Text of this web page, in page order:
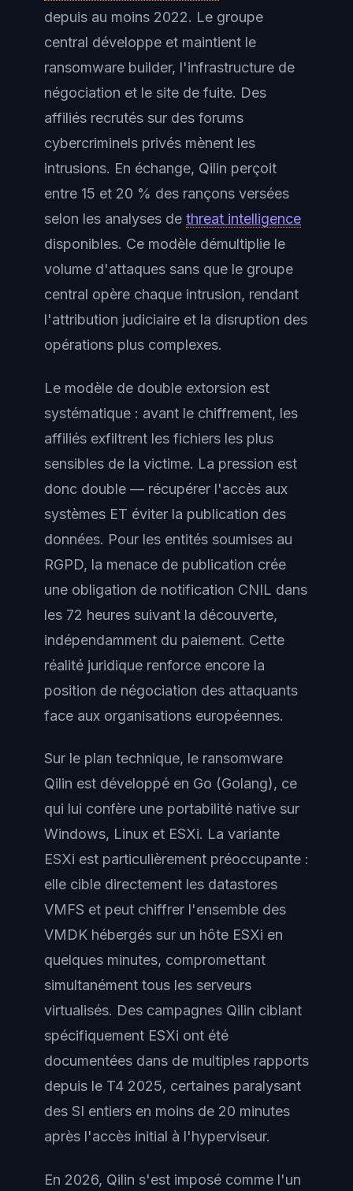
depuis au moins 2022. Le groupe
central développe et maintient le
ransomware builder, l'infrastructure de
négociation et le site de fuite. Des
affiliés recrutés sur des forums
cybercriminels privés mènent les
intrusions. En échange, Qilin perçoit
entre 15 et 20 % des rançons versées
selon les analyses de threat intelligence
disponibles. Ce modèle démultiplie le
volume d'attaques sans que le groupe
central opère chaque intrusion, rendant
l'attribution judiciaire et la disruption des
opérations plus complexes.
Le modèle de double extorsion est
systématique : avant le chiffrement, les
affiliés exfiltrent les fichiers les plus
sensibles de la victime. La pression est
donc double — récupérer l'accès aux
systèmes ET éviter la publication des
données. Pour les entités soumises au
RGPD, la menace de publication crée
une obligation de notification CNIL dans
les 72 heures suivant la découverte,
indépendamment du paiement. Cette
réalité juridique renforce encore la
position de négociation des attaquants
face aux organisations européennes.
Sur le plan technique, le ransomware
Qilin est développé en Go (Golang), ce
qui lui confère une portabilité native sur
Windows, Linux et ESXi. La variante
ESXi est particulièrement préoccupante :
elle cible directement les datastores
VMFS et peut chiffrer l'ensemble des
VMDK hébergés sur un hôte ESXi en
quelques minutes, compromettant
simultanément tous les serveurs
virtualisés. Des campagnes Qilin ciblant
spécifiquement ESXi ont été
documentées dans de multiples rapports
depuis le T4 2025, certaines paralysant
des SI entiers en moins de 20 minutes
après l'accès initial à l'hyperviseur.
En 2026, Qilin s'est imposé comme l'un